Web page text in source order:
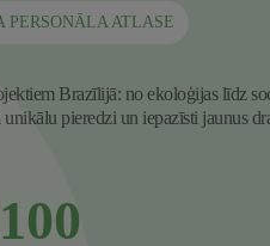
ATLASE
Brazīlijā: no ekoloģijas līdz
pieredzi un iepazīsti jaunus